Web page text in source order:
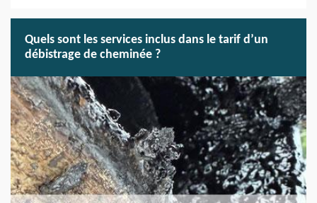
Quels sont les services inclus dans le tarif d’un
débistrage de cheminée ?